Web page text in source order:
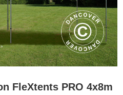
FleXtents PRO 4x8m